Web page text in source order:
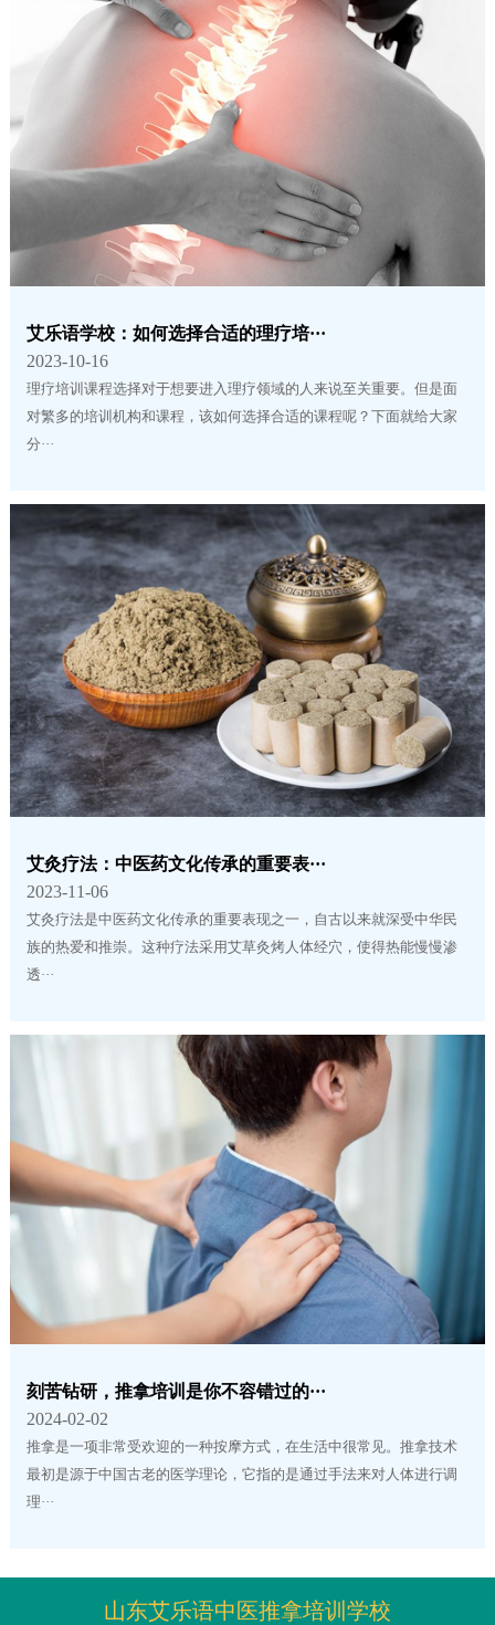
艾乐语学校：如何选择合适的理疗培···
2023-10-16
理疗培训课程选择对于想要进入理疗领域的人来说至关重要。但是面
对繁多的培训机构和课程，该如何选择合适的课程呢？下面就给大家
分···
艾灸疗法：中医药文化传承的重要表···
2023-11-06
艾灸疗法是中医药文化传承的重要表现之一，自古以来就深受中华民
族的热爱和推崇。这种疗法采用艾草灸烤人体经穴，使得热能慢慢渗
透···
刻苦钻研，推拿培训是你不容错过的···
2024-02-02
推拿是一项非常受欢迎的一种按摩方式，在生活中很常见。推拿技术
最初是源于中国古老的医学理论，它指的是通过手法来对人体进行调
理···
山东艾乐语中医推拿培训学校